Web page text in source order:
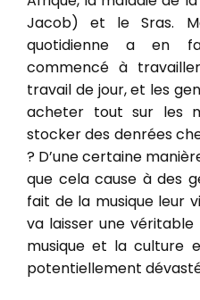
Jacob) et le Sras.
quotidienne a en
commencé à
travail de jour, et les
acheter tout sur les
stocker des denrées
? D’une certaine
que cela cause à des
fait de la musique leur
va laisser une véritable
musique et la culture
potentiellement